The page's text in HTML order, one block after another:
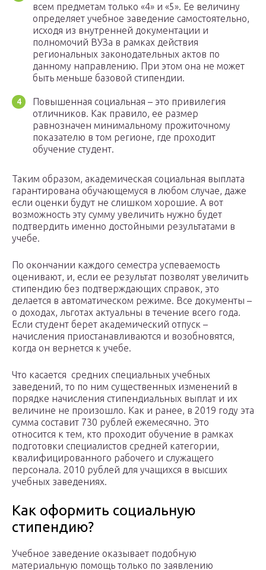
всем предметам только «4» и «5». Ее величину
определяет учебное заведение самостоятельно,
исходя из внутренней документации и
полномочий ВУЗа в рамках действия
региональных законодательных актов по
данному направлению. При этом она не может
быть меньше базовой стипендии.
Повышенная социальная – это привилегия
отличников. Как правило, ее размер
равнозначен минимальному прожиточному
показателю в том регионе, где проходит
обучение студент.
Таким образом, академическая социальная выплата
гарантирована обучающемуся в любом случае, даже
если оценки будут не слишком хорошие. А вот
возможность эту сумму увеличить нужно будет
подтвердить именно достойными результатами в
учебе.
По окончании каждого семестра успеваемость
оценивают, и, если ее результат позволят увеличить
стипендию без подтверждающих справок, это
делается в автоматическом режиме. Все документы –
о доходах, льготах актуальны в течение всего года.
Если студент берет академический отпуск –
начисления приостанавливаются и возобновятся,
когда он вернется к учебе.
Что касается средних специальных учебных
заведений, то по ним существенных изменений в
порядке начисления стипендиальных выплат и их
величине не произошло. Как и ранее, в 2019 году эта
сумма составит 730 рублей ежемесячно. Это
относится к тем, кто проходит обучение в рамках
подготовки специалистов средней категории,
квалифицированного рабочего и служащего
персонала. 2010 рублей для учащихся в высших
учебных заведениях.
Как оформить социальную
стипендию?
Учебное заведение оказывает подобную
материальную помощь только по заявлению